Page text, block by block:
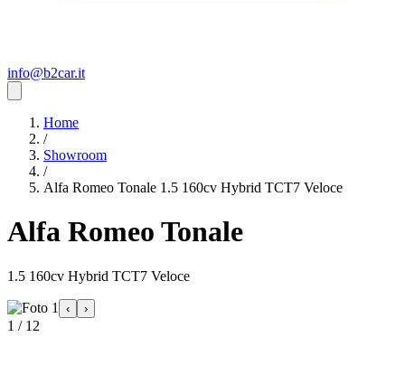
info@b2car.it
Home
/
Showroom
/
Alfa Romeo Tonale 1.5 160cv Hybrid TCT7 Veloce
Alfa Romeo Tonale
1.5 160cv Hybrid TCT7 Veloce
‹ ›
1 / 12